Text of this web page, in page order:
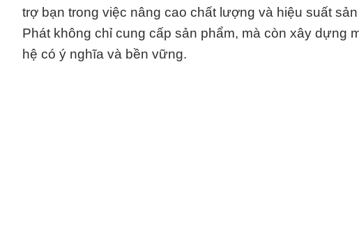
trợ bạn trong việc nâng cao chất lượng và hiệu suất
Phát không chỉ cung cấp sản phẩm, mà còn xây dựng
hệ có ý nghĩa và bền vững.